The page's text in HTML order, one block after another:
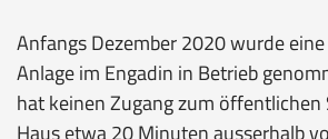
Anfangs Dezember 2020 wurde
Anlage im Engadin in Betrieb
hat keinen Zugang zum
Haus etwa 20 Minuten ausserhalb